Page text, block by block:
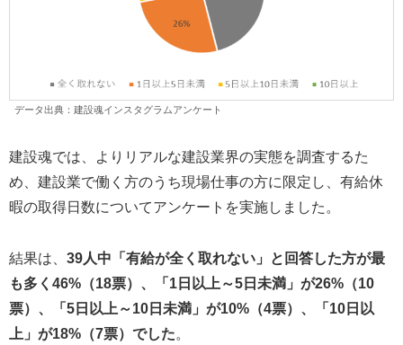
データ出典：建設魂インスタグラムアンケート
建設魂では、よりリアルな建設業界の実態を調査するた
め、建設業で働く方のうち現場仕事の方に限定し、有給休
暇の取得日数についてアンケートを実施しました。
結果は、 39人中「有給が全く取れない」と回答した方が最
も多く46%（18票）、「1日以上～5日未満」が26%（10
票）、「5日以上～10日未満」が10%（4票）、「10日以
上」が18%（7票）でした。